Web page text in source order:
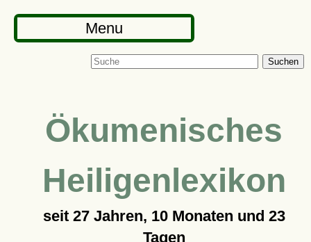
Menu
Suchen
Ökumenisches
Heiligenlexikon
seit 27 Jahren, 10 Monaten und 23
Tagen